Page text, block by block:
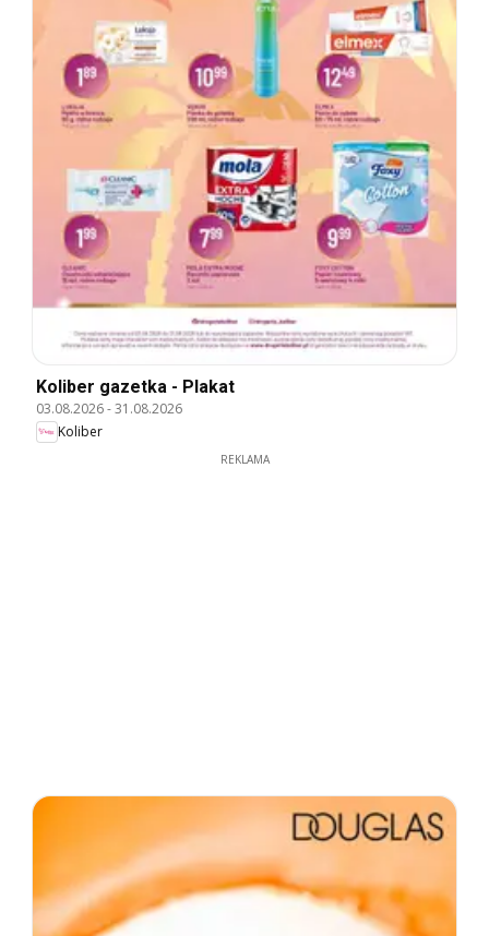
Koliber gazetka - Plakat
03.08.2026-31.08.2026
Koliber
REKLAMA